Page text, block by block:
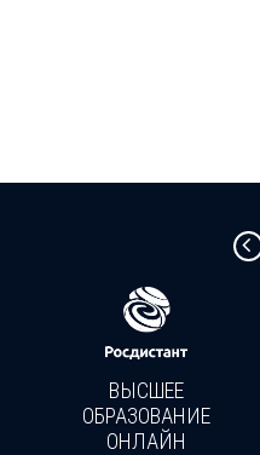
ВЫСШЕЕ
ОБРАЗОВАНИЕ
ОНЛАЙН